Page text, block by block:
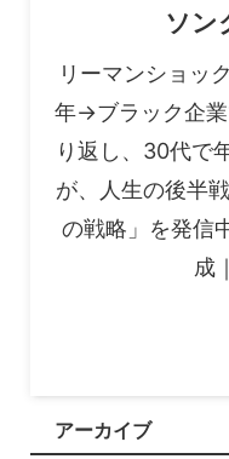
ソン
リーマンショッ
年→ブラック企
り返し、30代で
が、人生の後半
の戦略」を発信
成
アーカイブ